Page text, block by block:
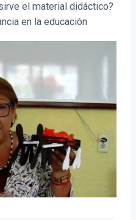
el material didáctico?
en la educación